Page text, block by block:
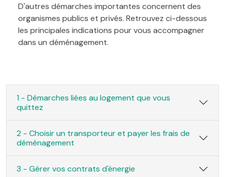
D'autres démarches importantes concernent des
organismes publics et privés. Retrouvez ci-dessous
les principales indications pour vous accompagner
dans un déménagement.
1 - Démarches liées au logement que vous
quittez
2 - Choisir un transporteur et payer les frais de
déménagement
3 - Gérer vos contrats d'énergie